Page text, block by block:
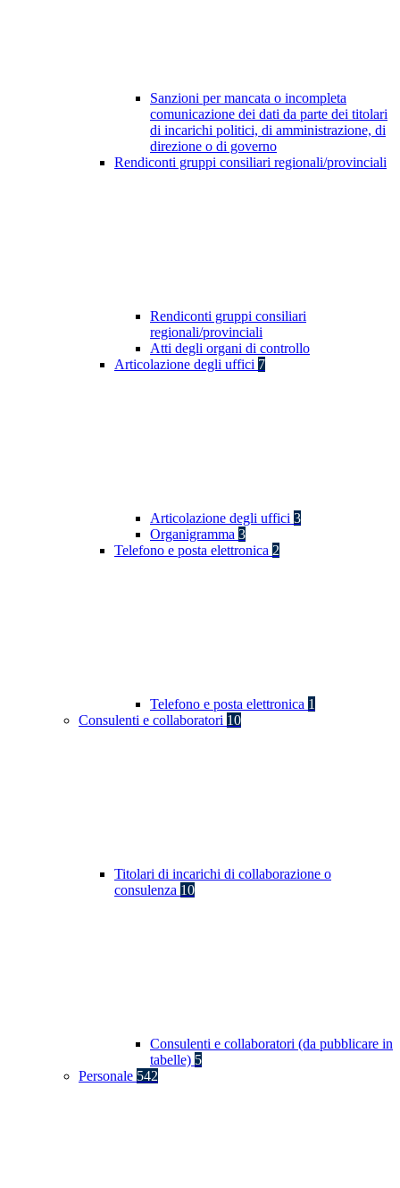
Sanzioni per mancata o incompleta
comunicazione dei dati da parte dei titolari
di incarichi politici, di amministrazione, di
direzione o di governo
Rendiconti gruppi consiliari regionali/provinciali
Rendiconti gruppi consiliari
regionali/provinciali
Atti degli organi di controllo
Articolazione degli uffici 7
Articolazione degli uffici 3
Organigramma 3
Telefono e posta elettronica 2
Telefono e posta elettronica 1
Consulenti e collaboratori 10
Titolari di incarichi di collaborazione o
consulenza 10
Consulenti e collaboratori (da pubblicare in
tabelle) 5
Personale 542